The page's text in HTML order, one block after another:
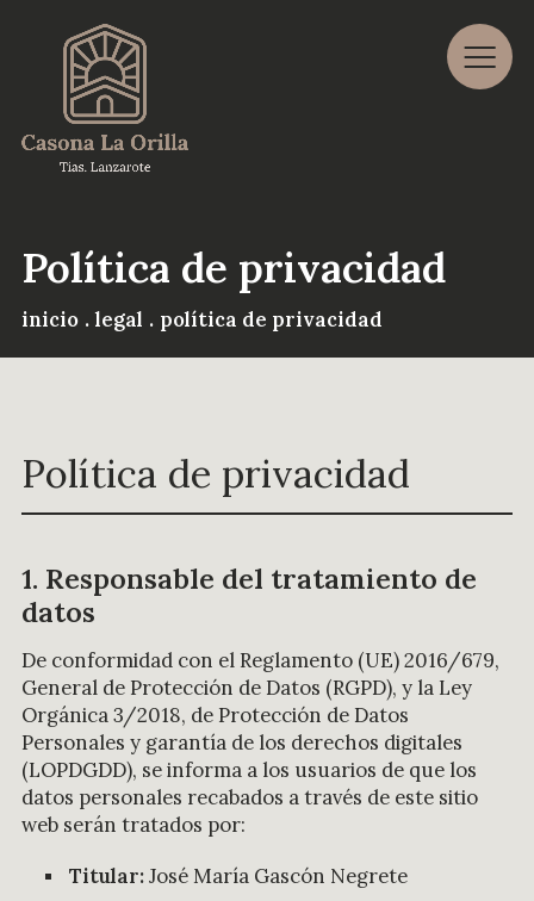
Política de privacidad
inicio . legal . política de privacidad
Política de privacidad
1. Responsable del tratamiento de
datos
De conformidad con el Reglamento (UE) 2016/679,
General de Protección de Datos (RGPD), y la Ley
Orgánica 3/2018, de Protección de Datos
Personales y garantía de los derechos digitales
(LOPDGDD), se informa a los usuarios de que los
datos personales recabados a través de este sitio
web serán tratados por:
Titular:José María Gascón Negrete
Aviso legal
Política de privacidad
Accesibilidad